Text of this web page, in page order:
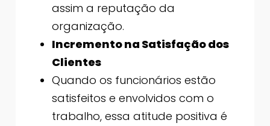
assim a reputação da
organização.
Incremento na Satisfação dos
Clientes
Quando os funcionários estão
satisfeitos e envolvidos com o
trabalho, essa atitude positiva é